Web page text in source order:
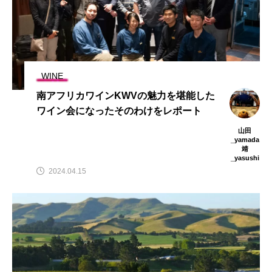
WINE
南アフリカワインKWVの魅力を堪能した
ワイン会になったそのわけをレポート
山田
_yamada
靖
_yasushi
2024.04.15